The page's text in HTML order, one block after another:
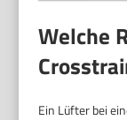
Welche
Ein Lüfter bei